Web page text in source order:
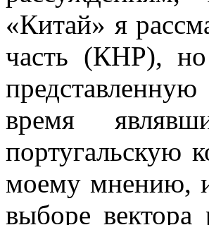
«Китай» я
часть (КНР), но
время
португальскую
моему мнению,
выборе вектора